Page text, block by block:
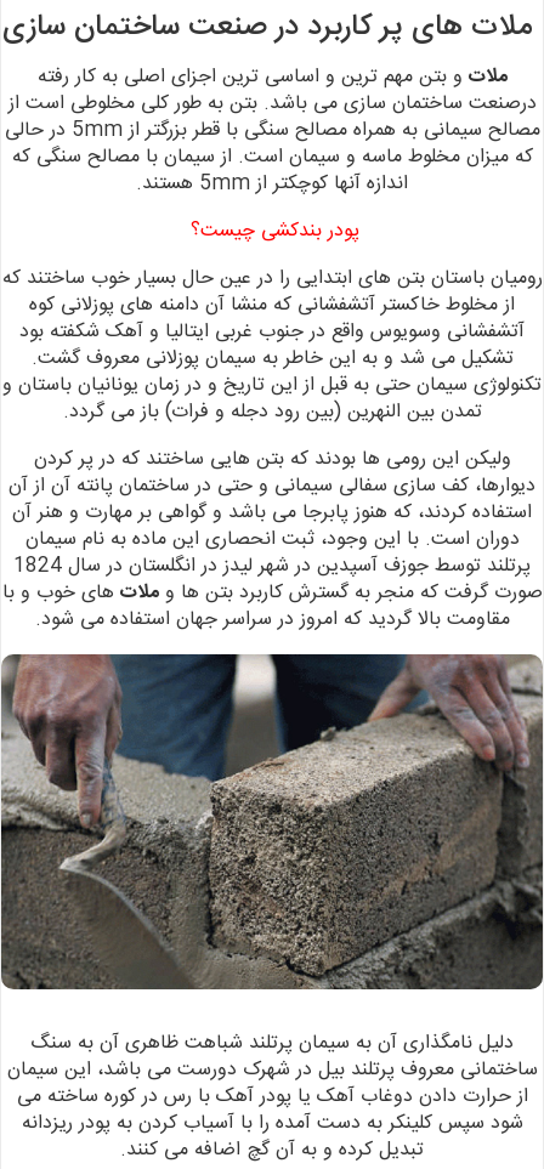
ملات های پر کاربرد در صنعت ساختمان سازی
ملات و بتن مهم ترین و اساسی ترین اجزای اصلی به کار رفته
درصنعت ساختمان سازی می باشد. بتن به طور کلی مخلوطی است از
مصالح سیمانی به همراه مصالح سنگی با قطر بزرگتر از 5mm در حالی
که میزان مخلوط ماسه و سیمان است. از سیمان با مصالح سنگی که
اندازه آنها کوچکتر از 5mm هستند.
پودر بندکشی چیست؟
رومیان باستان بتن های ابتدایی را در عین حال بسیار خوب ساختند که
از مخلوط خاکستر آتشفشانی که منشا آن دامنه های پوزلانی کوه
آتشفشانی وسویوس واقع در جنوب غربی ایتالیا و آهک شکفته بود
تشکیل می شد و به این خاطر به سیمان پوزلانی معروف گشت.
تکنولوژی سیمان حتی به قبل از این تاریخ و در زمان یونانیان باستان و
تمدن بین النهرین (بین رود دجله و فرات) باز می گردد.
ولیکن این رومی ها بودند که بتن هایی ساختند که در پر کردن
دیوارها، کف سازی سفالی سیمانی و حتی در ساختمان پانته آن از آن
استفاده کردند، که هنوز پابرجا می باشد و گواهی بر مهارت و هنر آن
دوران است.با این وجود، ثبت انحصاری این ماده به نام سیمان
پرتلند توسط جوزف آسپدین
در شهر لیدز در انگلستان در سال 1824
صورت گرفت که منجر به گسترش کاربرد بتن ها وملات های خوب و با
مقاومت بالا گردید که امروز در سراسر جهان استفاده می شود.
دلیلنامگذاری آن به سیمان پرتلند شباهت ظاهری آن به سنگ
ساختمانی معروف پرتلند بیل درشهرک دورست می باشد، این سیمان
از حرارت دادن دوغاب آهک یا پودر آهک با رس در کوره ساخته می
شود سپس کلینکر به دست آمده را با آسیاب کردن به پودر ریزدانه
تبدیل کرده و به آن گچ اضافه می کنند.